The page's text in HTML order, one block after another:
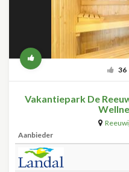
36
Vakantiepark De
Aanbieder